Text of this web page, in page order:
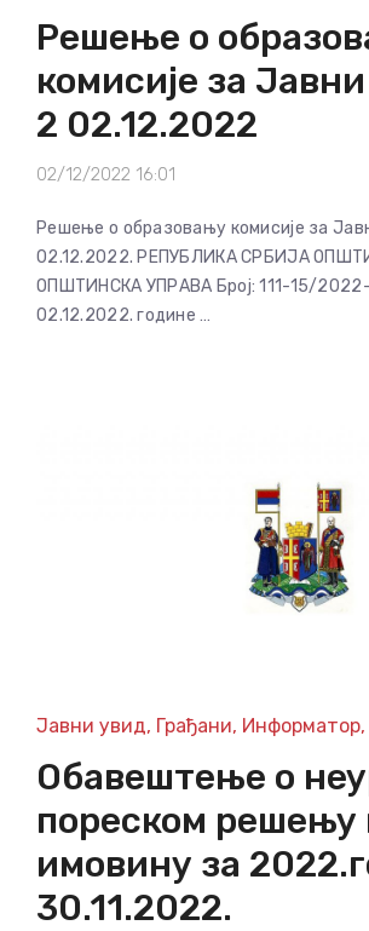
Решење о
комисије за
2 02.12.2022
02/12/2022 16:01
Решење о образовању комисије за
02.12.2022. РЕПУБЛИКА СРБИЈА
ОПШТИНСКА УПРАВА Број: 111-15/
02.12.2022. године …
Јавни увид, Грађани, Информатор,
Обавештење о
пореском решењу
имовину за
30.11.2022.